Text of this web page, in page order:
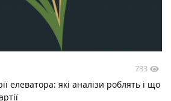
783
елеватора: які аналізи роблять і що